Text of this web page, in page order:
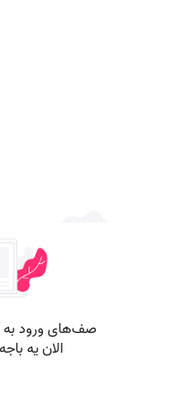
صف‌های ورود به
الان یه